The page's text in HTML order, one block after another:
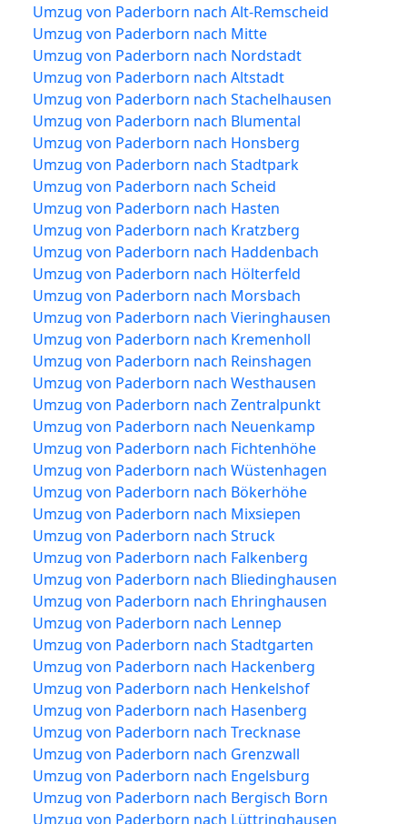
Umzug von Paderborn nach Alt-Remscheid
Umzug von Paderborn nach Mitte
Umzug von Paderborn nach Nordstadt
Umzug von Paderborn nach Altstadt
Umzug von Paderborn nach Stachelhausen
Umzug von Paderborn nach Blumental
Umzug von Paderborn nach Honsberg
Umzug von Paderborn nach Stadtpark
Umzug von Paderborn nach Scheid
Umzug von Paderborn nach Hasten
Umzug von Paderborn nach Kratzberg
Umzug von Paderborn nach Haddenbach
Umzug von Paderborn nach Hölterfeld
Umzug von Paderborn nach Morsbach
Umzug von Paderborn nach Vieringhausen
Umzug von Paderborn nach Kremenholl
Umzug von Paderborn nach Reinshagen
Umzug von Paderborn nach Westhausen
Umzug von Paderborn nach Zentralpunkt
Umzug von Paderborn nach Neuenkamp
Umzug von Paderborn nach Fichtenhöhe
Umzug von Paderborn nach Wüstenhagen
Umzug von Paderborn nach Bökerhöhe
Umzug von Paderborn nach Mixsiepen
Umzug von Paderborn nach Struck
Umzug von Paderborn nach Falkenberg
Umzug von Paderborn nach Bliedinghausen
Umzug von Paderborn nach Ehringhausen
Umzug von Paderborn nach Lennep
Umzug von Paderborn nach Stadtgarten
Umzug von Paderborn nach Hackenberg
Umzug von Paderborn nach Henkelshof
Umzug von Paderborn nach Hasenberg
Umzug von Paderborn nach Trecknase
Umzug von Paderborn nach Grenzwall
Umzug von Paderborn nach Engelsburg
Umzug von Paderborn nach Bergisch Born
Umzug von Paderborn nach Lüttringhausen